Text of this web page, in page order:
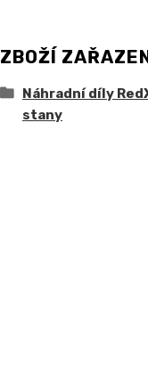
ZBOŽÍ
Náhradní díly
stany